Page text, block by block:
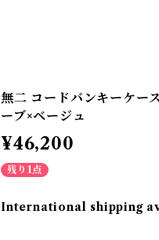
無二 コードバンキーケー
ーブ×ベージュ
¥46,200
残り1点
International shipping